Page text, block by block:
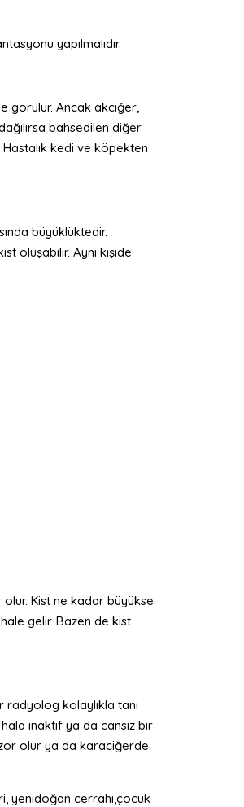
yapılmalıdır.
görülür. Ancak akciğer,
bahsedilen diğer
Hastalık kedi ve köpekten
büyüklüktedir.
oluşabilir. Aynı kişide
olur. Kist ne kadar büyükse
gelir. Bazen de kist
radyolog kolaylıkla tanı
inaktif ya da cansız bir
olur ya da karaciğerde
yenidoğan cerrahı,çocuk